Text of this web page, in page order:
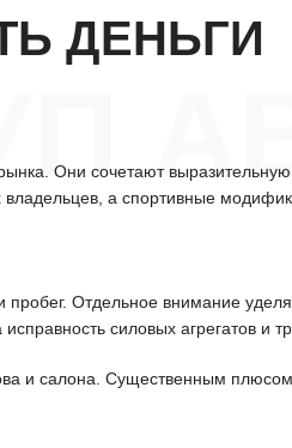
ДЕНЬГИ
Они сочетают
а спортивные
Отдельное внимание
силовых агрегатов и
и салона. Существенным